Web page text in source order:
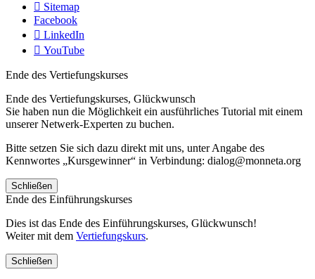
Sitemap
Facebook
LinkedIn
YouTube
Ende des Vertiefungskurses
Ende des Vertiefungskurses, Glückwunsch
Sie haben nun die Möglichkeit ein ausführliches Tutorial mit einem
unserer Netwerk-Experten zu buchen.
Bitte setzen Sie sich dazu direkt mit uns, unter Angabe des
Kennwortes „Kursgewinner“ in Verbindung: dialog@monneta.org
Schließen
Ende des Einführungskurses
Dies ist das Ende des Einführungskurses, Glückwunsch!
Weiter mit dem Vertiefungskurs.
Schließen